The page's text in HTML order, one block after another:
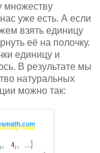
множеству
уже есть. А если
взять единицу
её на полочку.
единицу и
В результате мы
натуральных
можно так: